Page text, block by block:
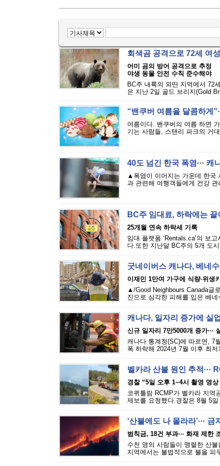
회색곰 공격으로 72세 여
어미 곰의 방어 공격으로 추정
야생 동물 안전 수칙 준수해야
BC주 내륙의 외딴 지역에서 72
은 지난 2일 골드 브리지(Gold
“밴쿠버 여름을 달콤하게
여름이다. 밴쿠버의 여름 하면
기는 사람들, 스탠리 파크의 거
40도 넘긴 한국 폭염···
▲폭염이 이어지는 가운데 한국
과 관련해 여행객들에게 건강
BC주 임대료, 하락에는
25개월 연속 하락세 기록
임대 플랫폼 ‘Rentals.ca’의 보
다.또한 지난달 BC주의 5개 도
굿네이버스 캐나다, 베네
이재민 1만여 가구에 식량·위생
▲/Good Neighbours Canada글
진으로 심각한 피해를 입은 베
캐나다, 일자리 증가에 실
신규 일자리 7만5000개 증가···
캐나다 통계청(SC)에 따르면, 7
폭 하락해 2024년 7월 이후 최
벨카라 산불 원인 추적···
경찰 “5일 오후 1~4시 촬영 영상
코퀴틀람 RCMP가 벨카라 지역
제보를 요청했다.경찰은 8월 5
‘산불에도 나 몰라라’···
범칙금, 18건 부과··· 화재 제한
수천 명의 사람들이 맹렬한 산
지역에서는 불법적으로 불을 피